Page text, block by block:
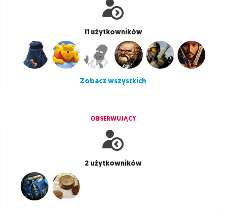
11 użytkowników
Zobacz wszystkich
OBSERWUJĄCY
2 użytkowników